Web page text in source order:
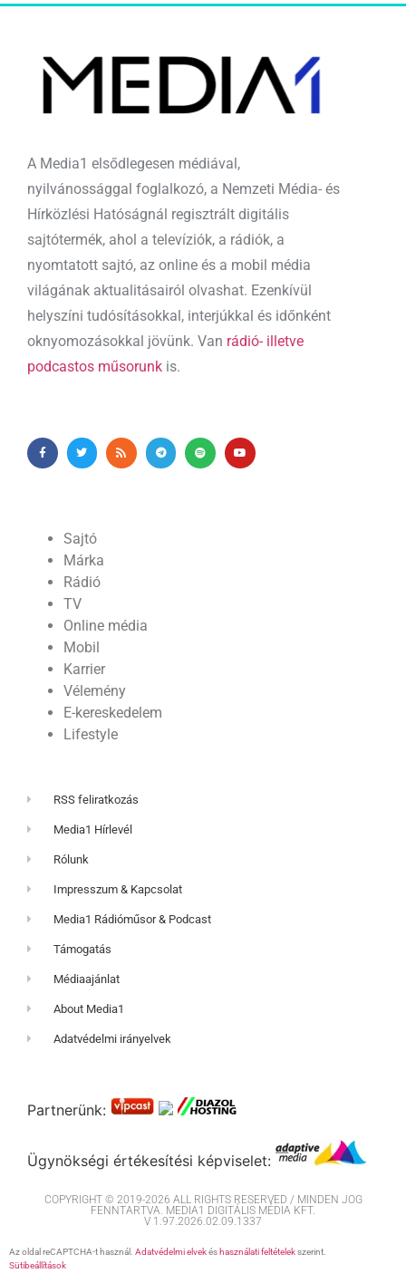
A Media1 elsődlegesen médiával,
nyilvánossággal foglalkozó, a Nemzeti Média- és
Hírközlési Hatóságnál regisztrált digitális
sajtótermék, ahol a televíziók, a rádiók, a
nyomtatott sajtó, az online és a mobil média
világának aktualitásairól olvashat. Ezenkívül
helyszíni tudósításokkal, interjúkkal és időnként
oknyomozásokkal jövünk. Van rádió- illetve
podcastos műsorunk is.
Sajtó
Márka
Rádió
TV
Online média
Mobil
Karrier
Vélemény
E-kereskedelem
Lifestyle
RSS feliratkozás
Media1 Hírlevél
Rólunk
Impresszum & Kapcsolat
Media1 Rádióműsor & Podcast
Támogatás
Médiaajánlat
About Media1
Adatvédelmi irányelvek
Partnerünk:
Ügynökségi értékesítési képviselet:
COPYRIGHT © 2019-2026 ALL RIGHTS RESERVED / MINDEN JOG
FENNTARTVA. MEDIA1 DIGITÁLIS MÉDIA KFT.
V 1.97.2026.02.09.1337
Az oldal reCAPTCHA-t használ. Adatvédelmi elvekés használati feltételekszerint.
Sütibeállítások